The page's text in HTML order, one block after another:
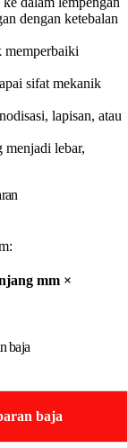
dengan ketebalan
memperbaiki
sifat mekanik
lapisan, atau
lebar,
mm ×
baja
baja